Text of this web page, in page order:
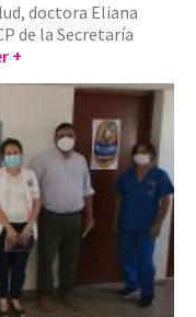
doctora Eliana
de la Secretaría
+